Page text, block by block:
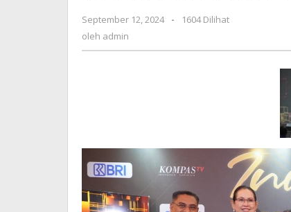
September 12, 2024
oleh
-
1604 Dilihat
oleh admin